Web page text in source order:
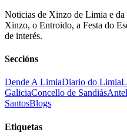
Noticias de Xinzo de Limia e da
Xinzo, o Entroido, a Festa do
de interés.
Seccións
Dende A LimiaDiario do Limia
GaliciaConcello de Sandiás
SantosBlogs
Etiquetas